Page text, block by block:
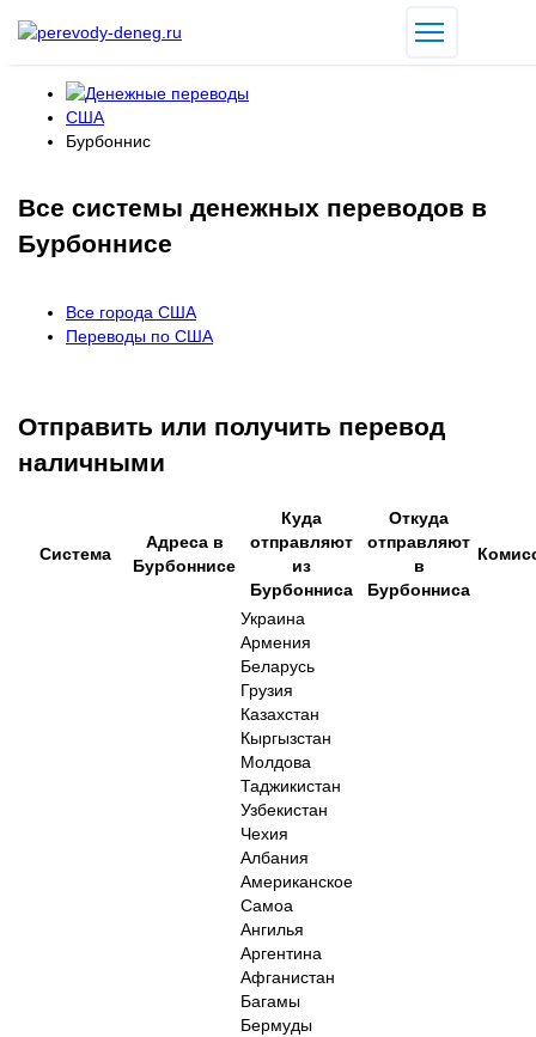
США
Бурбоннис
Все системы денежных переводов в
Бурбоннисе
Все города США
Переводы по США
Отправить или получить перевод
наличными
Система
Адреса в
Бурбоннисе
Куда
отправляют
из
Бурбонниса
Откуда
отправляют
в
Бурбонниса
Украина
Армения
Беларусь
Грузия
Казахстан
Кыргызстан
Молдова
Таджикистан
Узбекистан
Чехия
Албания
Американское
Самоа
Ангилья
Аргентина
Афганистан
Багамы
Бермуды